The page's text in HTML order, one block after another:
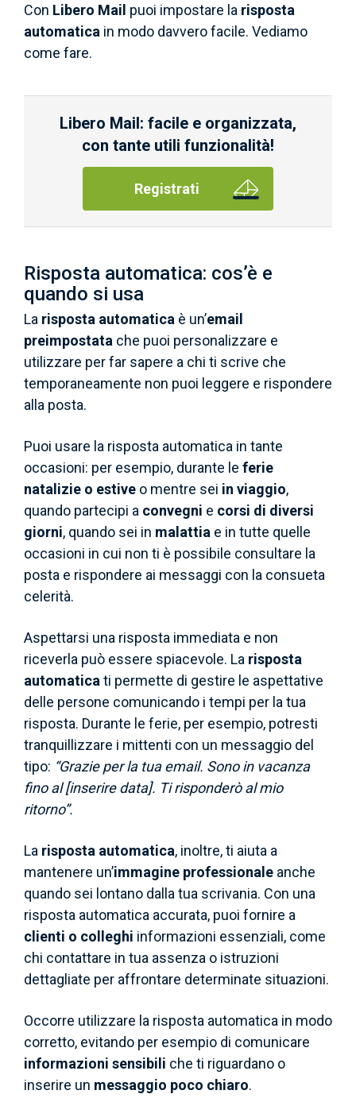
Con Libero Mail puoi impostare la risposta
automatica in modo davvero facile. Vediamo
come fare.
Libero Mail: facile e organizzata,
con tante utili funzionalità!
Registrati
Risposta automatica: cos’è e
quando si usa
La risposta automatica è un’email
preimpostata che puoi personalizzare e
utilizzare per far sapere a chi ti scrive che
temporaneamente non puoi leggere e rispondere
alla posta.
Puoi usare la risposta automatica in tante
occasioni: per esempio, durante le ferie
natalizie o estive o mentre sei in viaggio,
quando partecipi a convegni e corsi di diversi
giorni, quando sei in malattia e in tutte quelle
occasioni in cui non ti è possibile consultare la
posta e rispondere ai messaggi con la consueta
celerità.
Aspettarsi una risposta immediata e non
riceverla può essere spiacevole. La risposta
automatica ti permette di gestire le aspettative
delle persone comunicando i tempi per la tua
risposta. Durante le ferie, per esempio, potresti
tranquillizzare i mittenti con un messaggio del
tipo: “Grazie per la tua email. Sono in vacanza
fino al [inserire data]. Ti risponderò al mio
ritorno”.
La risposta automatica, inoltre, ti aiuta a
mantenere un’immagine professionale anche
quando sei lontano dalla tua scrivania. Con una
risposta automatica accurata, puoi fornire a
clienti o colleghi informazioni essenziali, come
chi contattare in tua assenza o istruzioni
dettagliate per affrontare determinate situazioni.
Occorre utilizzare la risposta automatica in modo
corretto, evitando per esempio di comunicare
informazioni sensibili che ti riguardano o
inserire un messaggio poco chiaro.